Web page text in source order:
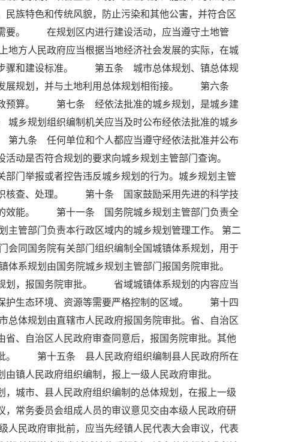
族特色和传统风貌，防止污染和其他公害，并符合区
要。 在规划区内进行建设活动，应当遵守土地管
方人民政府应当根据当地经济社会发展的实际，在城
步骤和建设标准。 第五条 城市总体规划、镇总体规
发展规划，并与土地利用总体规划相衔接。 第六条
政预算。 第七条 经依法批准的城乡规划，是城乡建
规划组织编制机关应当及时公布经依法批准的城乡
九条 任何单位和个人都应当遵守经依法批准并公布
动是否符合规划的要求向城乡规划主管部门查询。
门举报或者控告违反城乡规划的行为。城乡规划主管
织核查、处理。 第十条 国家鼓励采用先进的科学技
的效能。 第十一条 国务院城乡规划主管部门负责全
管部门负责本行政区域内的城乡规划管理工作。 第二
国务院有关部门组织编制全国城镇体系规划，用于
规划由国务院城乡规划主管部门报国务院审批。
，报国务院审批。 省域城镇体系规划的内容应当
护生态环境、资源等需要严格控制的区域。 第十四
规划由直辖市人民政府报国务院审批。省、自治区
、自治区人民政府审查同意后，报国务院审批。其他
批。 第十五条 县人民政府组织编制县人民政府所在
由镇人民政府组织编制，报上一级人民政府审批。
城市、县人民政府组织编制的总体规划，在报上一级
常务委员会组成人员的审议意见交由本级人民政府研
民政府审批前，应当先经镇人民代表大会审议，代表